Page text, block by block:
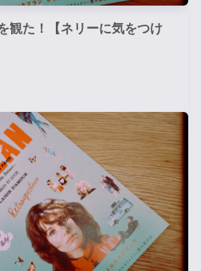
観た！【ネリーに気をつけ